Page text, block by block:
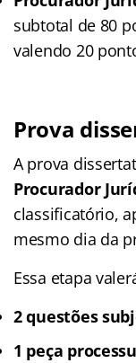
subtotal de 80
valendo 20
Prova
A prova
Procurador
classificatório,
mesmo dia da
Essa etapa
2 questões
1 peça